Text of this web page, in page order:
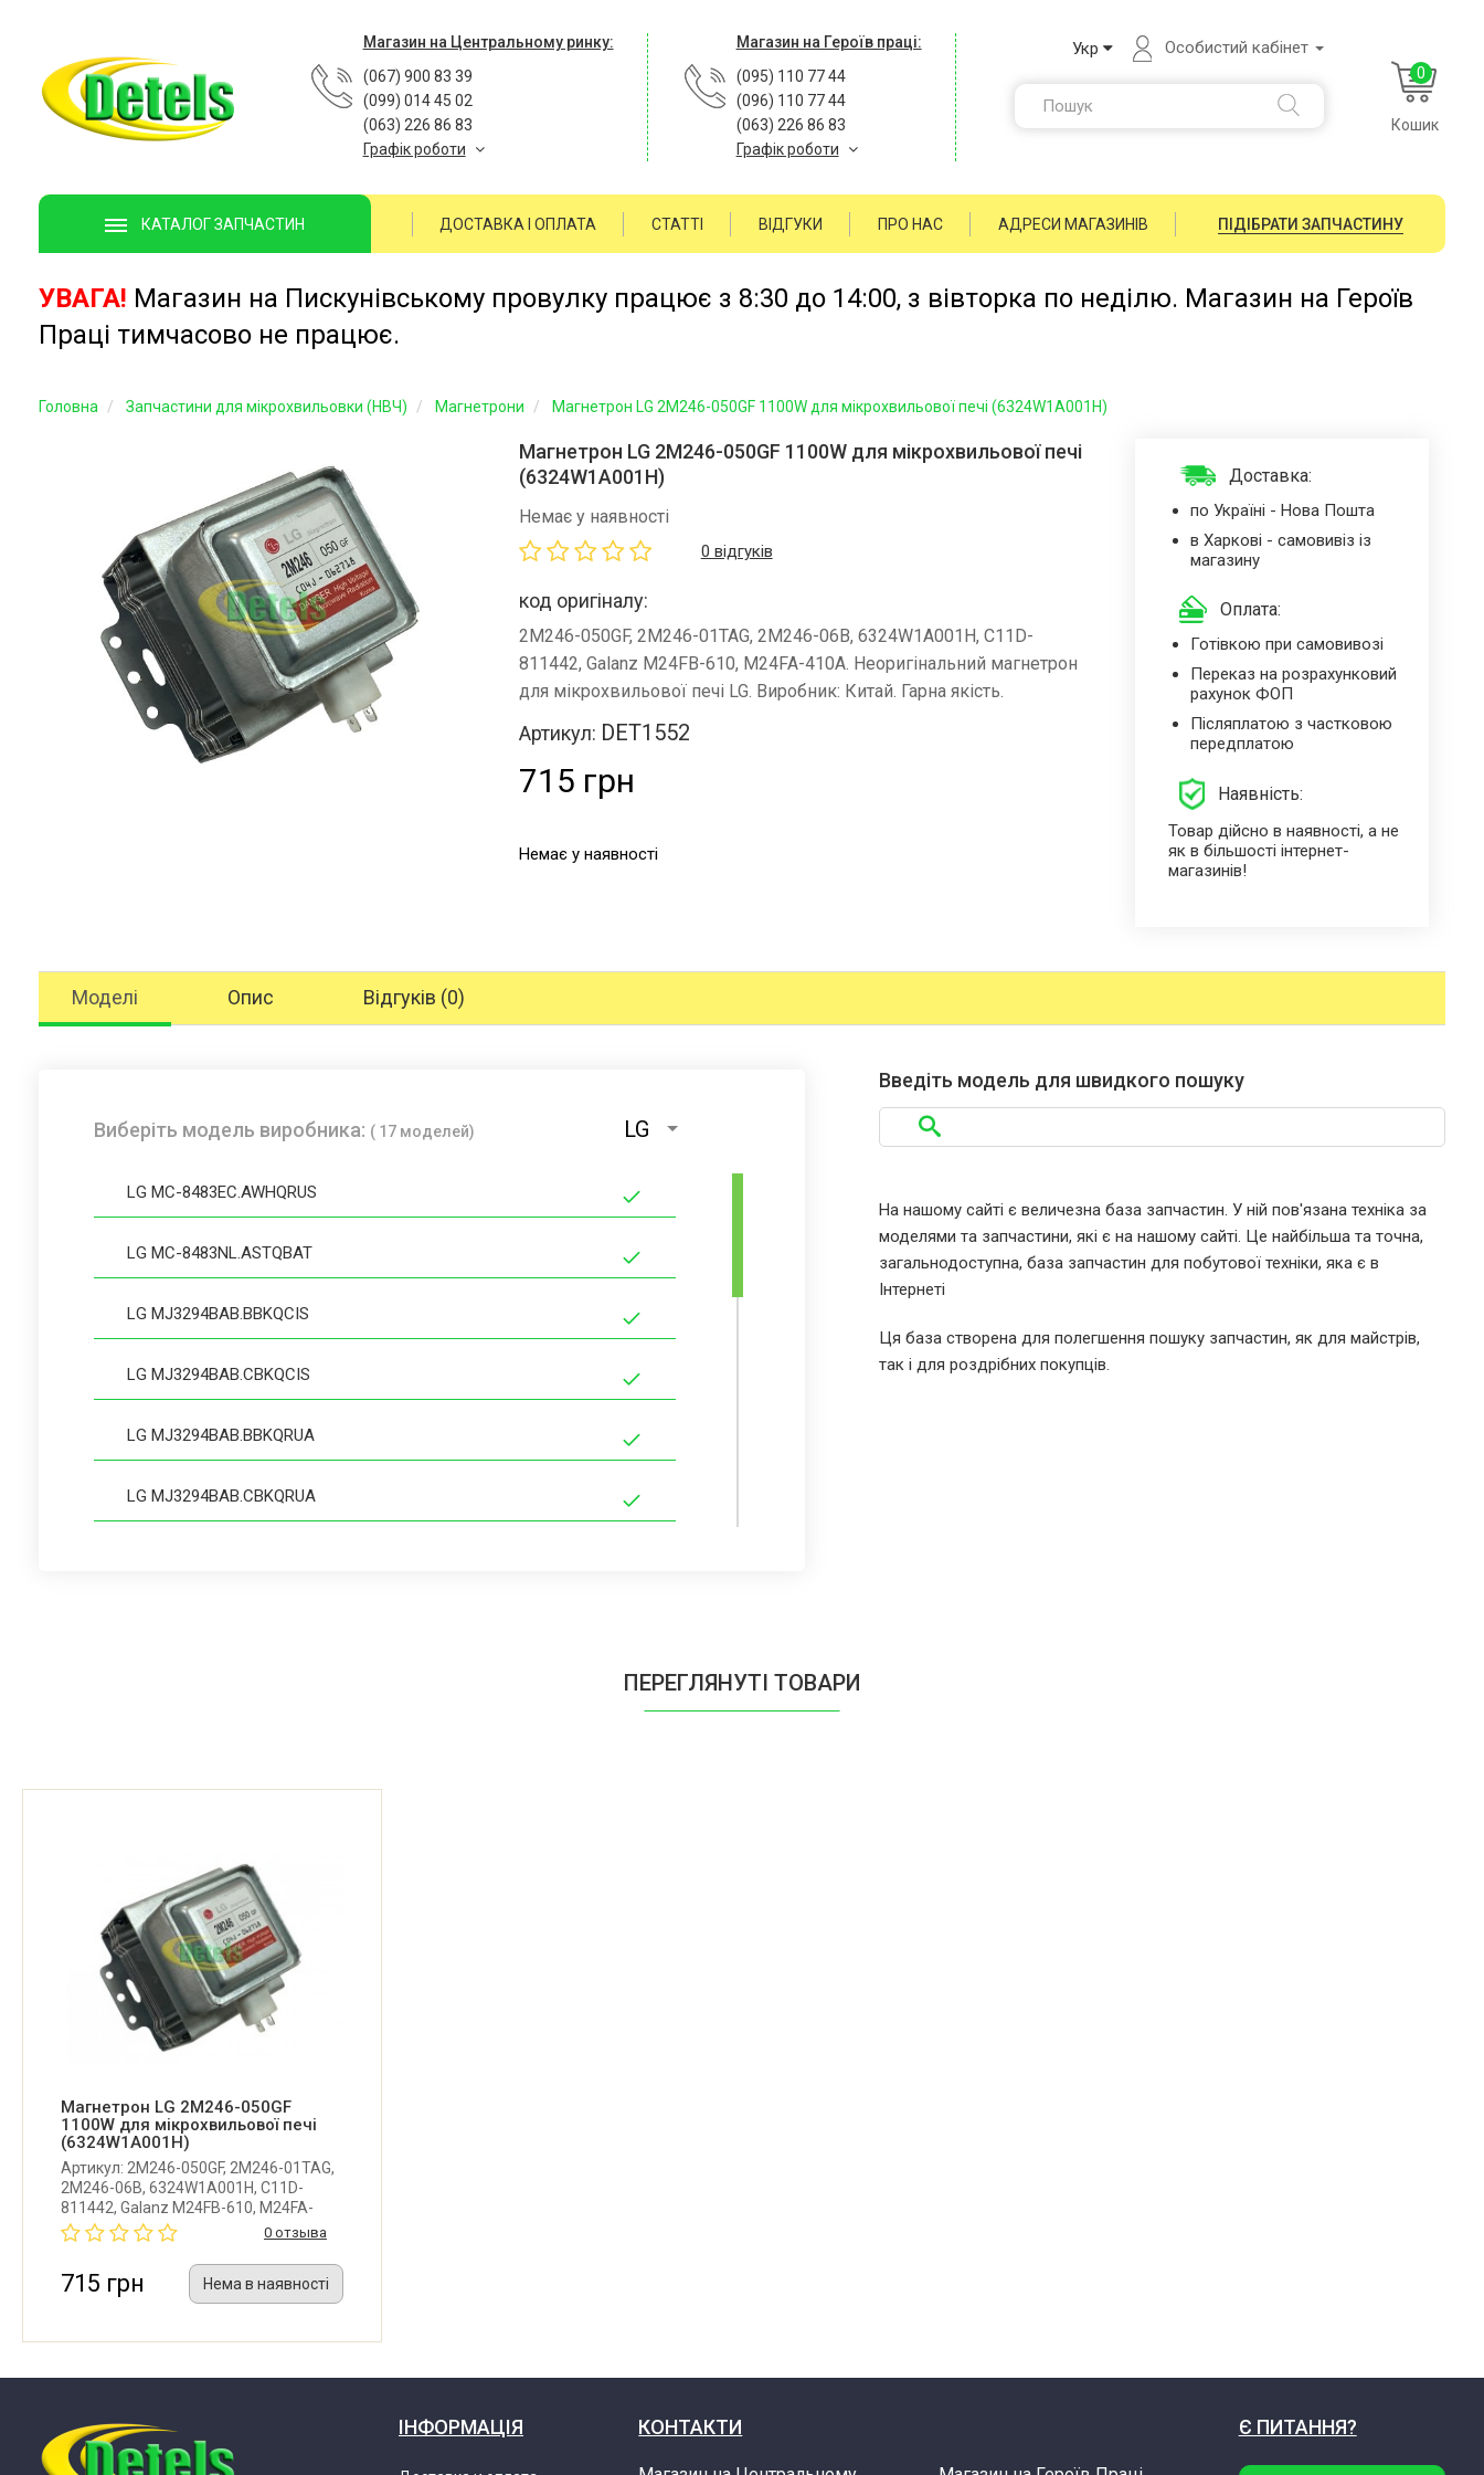
Магазин на Центральному ринку:
(067) 900 83 39
(099) 014 45 02
(063) 226 86 83
Графік роботи
Магазин на Героїв праці:
(095) 110 77 44
(096) 110 77 44
(063) 226 86 83
Графік роботи
Укр Особистий кабінет
0
Кошик
КАТАЛОГ ЗАПЧАСТИН ДОСТАВКА І ОПЛАТА СТАТТІ ВІДГУКИ ПРО НАС АДРЕСИ МАГАЗИНІВ ПІДІБРАТИ ЗАПЧАСТИНУ
УВАГА! Магазин на Пискунівському провулку працює з 8:30 до 14:00, з вівторка по неділю. Магазин на Героїв
Праці тимчасово не працює.
Головна Запчастини для мікрохвильовки (НВЧ) Магнетрони Магнетрон LG 2M246-050GF 1100W для мікрохвильової печі (6324W1A001H)
Магнетрон LG 2M246-050GF 1100W для мікрохвильової печі
(6324W1A001H)
Немає у наявності
0 відгуків
код оригіналу:
2M246-050GF, 2M246-01TAG, 2M246-06B, 6324W1A001H, C11D-
811442, Galanz M24FB-610, M24FA-410A. Неоригінальний магнетрон
для мікрохвильової печі LG. Виробник: Китай. Гарна якість.
Артикул: DET1552
715 грн
Немає у наявності
Доставка:
по Україні - Нова Пошта
в Харкові - самовивіз із
магазину
Оплата:
Готівкою при самовивозі
Переказ на розрахунковий
рахунок ФОП
Післяплатою з частковою
передплатою
Наявність:
Товар дійсно в наявності, а не
як в більшості інтернет-
магазинів!
Моделі Опис Відгуків (0)
Виберіть модель виробника: ( 17 моделей) LG
LG MC-8483EC.AWHQRUS
LG MC-8483NL.ASTQBAT
LG MJ3294BAB.BBKQCIS
LG MJ3294BAB.CBKQCIS
LG MJ3294BAB.BBKQRUA
LG MJ3294BAB.CBKQRUA
LG MH6589DRL.CSLQCIS
LG SMC-8483NL.*
LG MC-8483NL.SSTQKIV
LG MC-8483NL.*
LG MJ3294BAB.BBKQCIS
LG MR6589DRL.CSLQCIS
Введіть модель для швидкого пошуку
На нашому сайті є величезна база запчастин. У ній пов'язана техніка за
моделями та запчастини, які є на нашому сайті. Це найбільша та точна,
загальнодоступна, база запчастин для побутової техніки, яка є в
Інтернеті
Ця база створена для полегшення пошуку запчастин, як для майстрів,
так і для роздрібних покупців.
ПЕРЕГЛЯНУТІ ТОВАРИ
Магнетрон LG 2M246-050GF
1100W для мікрохвильової печі
(6324W1A001H)
Артикул: 2M246-050GF, 2M246-01TAG,
2M246-06B, 6324W1A001H, C11D-
811442, Galanz M24FB-610, M24FA-
410A. Неоригінальний магнетрон для
мікрохвильової печі LG. Виробник:
Китай. Гарна якість.
0 отзыва
715 грн Нема в наявності
ІНФОРМАЦІЯ КОНТАКТИ Є ПИТАННЯ?